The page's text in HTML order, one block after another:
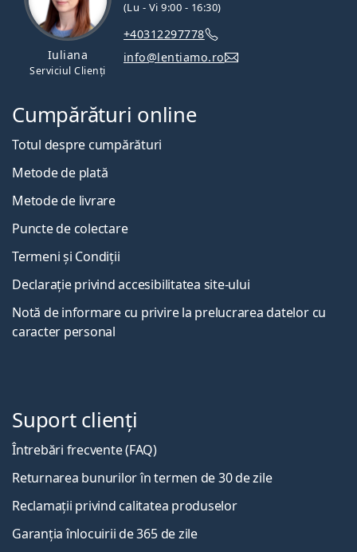
Iuliana
Serviciul Clienți
(Lu - Vi 9:00 - 16:30)
+40312297778
info@lentiamo.ro
Cumpărături online
Totul despre cumpărături
Metode de plată
Metode de livrare
Puncte de colectare
Termeni și Condiții
Declarație privind accesibilitatea site-ului
Notă de informare cu privire la prelucrarea datelor cu
caracter personal
Suport clienți
Întrebări frecvente (FAQ)
Returnarea bunurilor în termen de 30 de zile
Reclamații privind calitatea produselor
Garanția înlocuirii de 365 de zile